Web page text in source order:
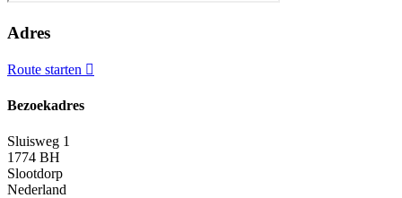
Adres
Route starten
Bezoekadres
Sluisweg 1
1774 BH
Slootdorp
Nederland